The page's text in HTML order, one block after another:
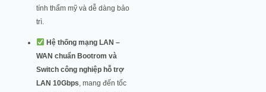
tính thẩm mỹ và dễ dàng bảo
trì.
Hệ thống mạng LAN –
WAN chuẩn Bootrom và
Switch công nghiệp hỗ trợ
LAN 10Gbps, mang đến tốc